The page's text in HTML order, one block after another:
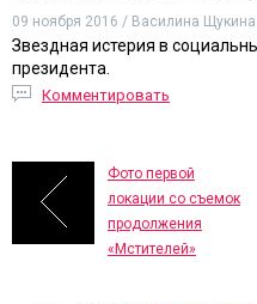
09 ноября 2016 / Василина Щукина
Звездная истерия в
президента.
Комментировать
Фото первой
локации со съемок
продолжения
«Мстителей»